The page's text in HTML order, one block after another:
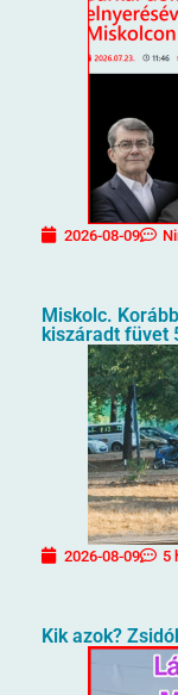
2026-08-09
Miskolc.
kiszáradt füvet
2026-08-09 5
Kik azok?